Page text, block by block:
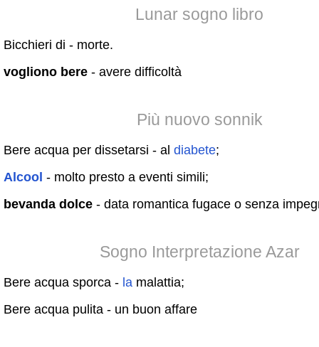
Lunar sogno libro
Bicchieri di - morte.
vogliono bere - avere difficoltà
Più nuovo sonnik
Bere acqua per dissetarsi - al diabete;
Alcool - molto presto a eventi simili;
bevanda dolce - data romantica fugace o senza
Sogno Interpretazione Azar
Bere acqua sporca - la malattia;
Bere acqua pulita - un buon affare